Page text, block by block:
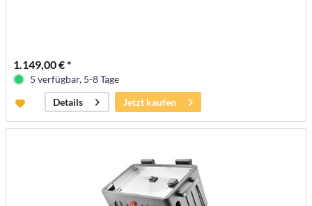
1.149,00 € *
5 verfügbar, 5-8 Tage
Details
Jetzt kaufen